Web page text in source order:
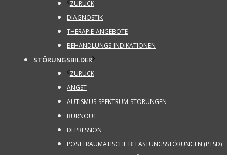
ZURÜCK
DIAGNOSTIK
THERAPIE-ANGEBOTE
BEHANDLUNGS-INDIKATIONEN
STÖRUNGSBILDER
ZURÜCK
ANGST
AUTISMUS-SPEKTRUM-STÖRUNGEN
BURNOUT
DEPRESSION
POSTTRAUMATISCHE BELASTUNGSSTÖRUNGEN (PTSD)